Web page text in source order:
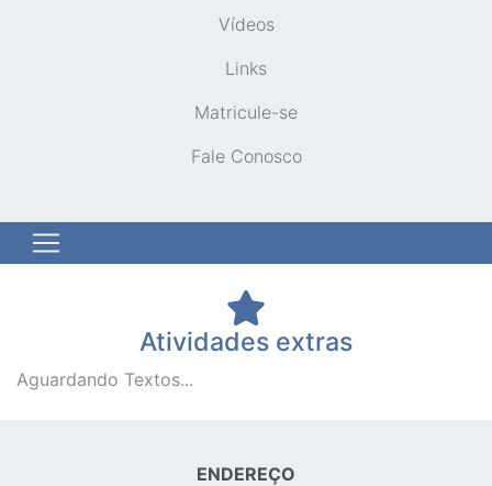
Vídeos
Links
Matricule-se
Fale Conosco
Atividades extras
Aguardando Textos...
ENDEREÇO